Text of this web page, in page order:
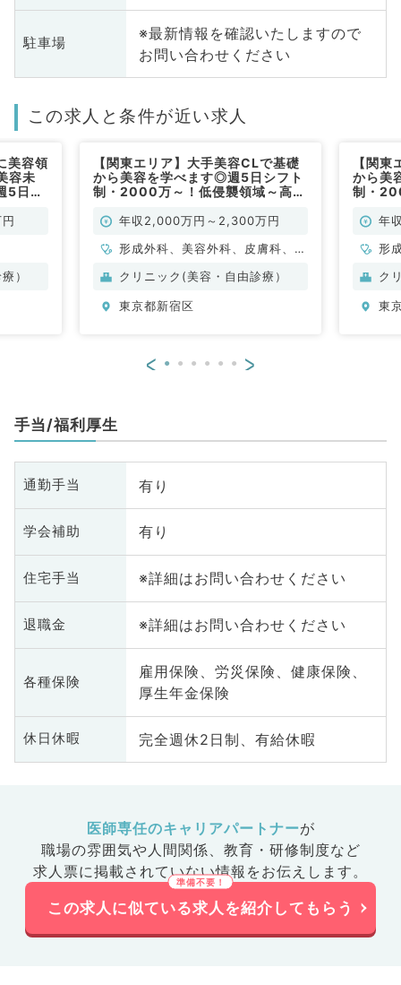
駐車場
※最新情報を確認いたしますので
お問い合わせください
この求人と条件が近い求人
美容領
容未
5日
皮膚
）
【関東エリア】大手美容CLで基礎
から美容を学べます◎週5日シフト
制・2000万～！低侵襲領域～高侵
長できます！専門医をお持ちの方な
科／常勤）
年収2,000万円～2,300万円
形成外科、美容外科、皮膚科、美
容皮膚科、科目不問
クリニック(美容・自由診療）
東京都新宿区
【関
から美
制・
／常勤
年
形
ク
東
< >
手当/福利厚生
通勤手当 有り
学会補助 有り
住宅手当 ※詳細はお問い合わせください
退職金 ※詳細はお問い合わせください
各種保険
雇用保険、労災保険、健康保険、
厚生年金保険
休日休暇 完全週休2日制、有給休暇
医師専任のキャリアパートナーが
職場の雰囲気や人間関係、 教育・研修制度など
求人票に掲載されていない情報をお伝えします。
この求人に似ている求人を紹介してもらう